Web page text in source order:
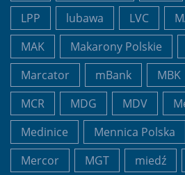
LPP
lubawa LVC
MAK
Makarony Polskie
Marcator
mBank MBK
MCR
MDG MDV
Medinice
Mennica Polska
Mercor
MGT miedź